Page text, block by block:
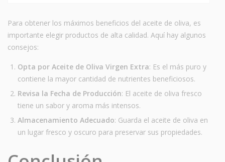
Para obtener los máximos beneficios del aceite de oliva, es
importante elegir productos de alta calidad. Aquí hay algunos
consejos:
Opta por Aceite de Oliva Virgen Extra: Es el más puro y
contiene la mayor cantidad de nutrientes beneficiosos.
Revisa la Fecha de Producción: El aceite de oliva fresco
tiene un sabor y aroma más intensos.
Almacenamiento Adecuado: Guarda el aceite de oliva en
un lugar fresco y oscuro para preservar sus propiedades.